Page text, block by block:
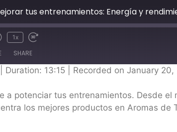
tus entrenamientos: Energía y
1x
SHARE
Duration: 13:15 Recorded on January 20,
a potenciar tus entrenamientos. Desde
los mejores productos en Aromas de